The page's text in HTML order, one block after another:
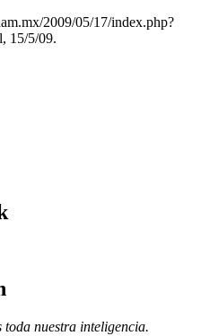
2009/05/17/index.php?
15/5/09.
toda nuestra inteligencia.